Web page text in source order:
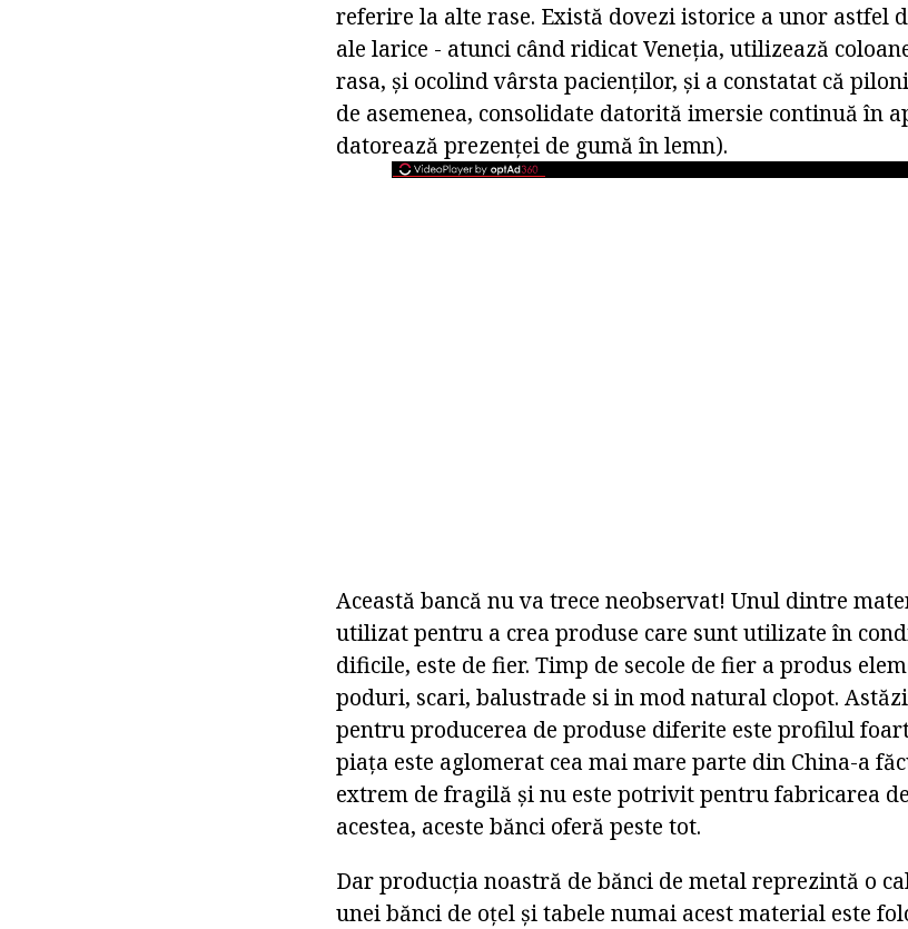
referire la alte rase. Există dovezi istorice a unor astfel
ale larice - atunci când ridicat Veneția, utilizează
rasa, și ocolind vârsta pacienților, și a constatat că
de asemenea, consolidate datorită imersie continuă în
datorează prezenței de gumă în lemn).
Această bancă nu va trece neobservat! Unul dintre
utilizat pentru a crea produse care sunt utilizate în
dificile, este de fier. Timp de secole de fier a produs
poduri, scari, balustrade si in mod natural clopot.
pentru producerea de produse diferite este profilul
piața este aglomerat cea mai mare parte din China-a
extrem de fragilă și nu este potrivit pentru fabricarea
acestea, aceste bănci oferă peste tot.
Dar producția noastră de bănci de metal reprezintă o
unei bănci de oțel și tabele numai acest material este